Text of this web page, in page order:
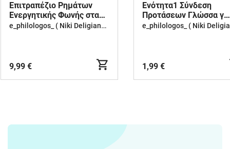
Επιτραπέζιο Ρημάτων
Ενεργητικής Φωνής στα
αρχαία ελληνικά
e_philologos_ ( Niki Deligianni )
9,99 €
Ενότητα1 Σύνδεση
Προτάσεων Γλώσσα γ
γυμν
1,99 €